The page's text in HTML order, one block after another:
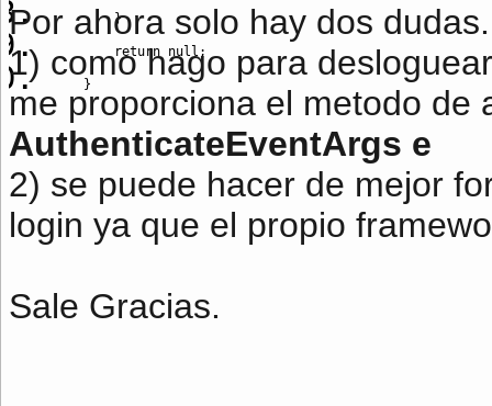
}
return null ;
}
Por ahora solo hay dos dudas.
1) como hago para
me proporciona el metodo de
AuthenticateEventArgs e
2) se puede hacer de mejor
login ya que el propio
Sale Gracias.